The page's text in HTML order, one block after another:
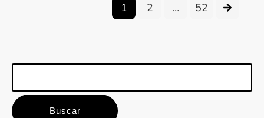
1 2 … 52
Buscar: